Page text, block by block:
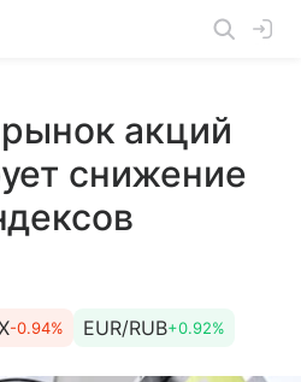
акций
снижение
-0.94% EUR/RUB+0.92%